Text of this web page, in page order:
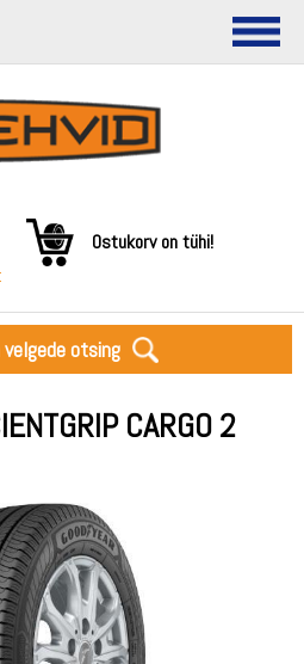
Ostukorv on tühi!
velgede otsing
CARGO 2